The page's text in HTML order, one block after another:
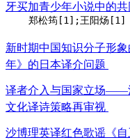
牙买加青少年小说中的
郑松筠[1];王阳炀[1]
新时期中国知识分子形
年》的日本译介问题
译者介入与国家立场——
文化译诗策略再审视
沙博理英译红色歌谣《